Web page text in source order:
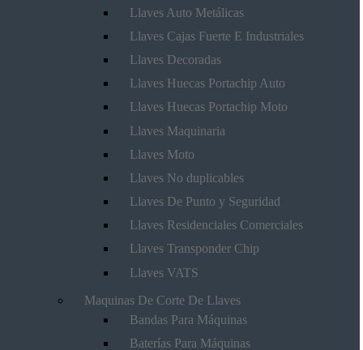
Llaves Auto Metálicas
Llaves Cajas Fuerte E Industriales
Llaves Decoradas
Llaves Huecas Portachip Auto
Llaves Huecas Portachip Moto
Llaves Maquinaria
Llaves Moto
Llaves No duplicables
Llaves De Punto y Seguridad
Llaves Residenciales Comerciales
Llaves Transponder Chip
Llaves VATS
Maquinas De Corte De Llaves
Bandas Para Máquinas
Baterías Para Máquinas